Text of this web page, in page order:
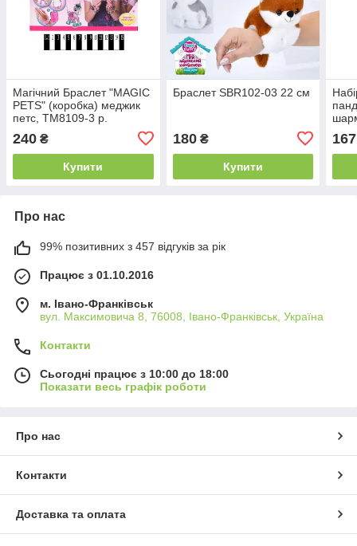
Магічний Браслет "MAGIC
PETS" (коробка) меджик
петс, TM8109-3 р.
240 ₴
Купити
Браслет SBR102-03 22 см
180₴
Купити
167
Про нас
99% позитивних з 457 відгуків за рік
Працює з 01.10.2016
м. Івано-Франківськ
вул. Максимовича 8, 76008, Івано-Франківськ, Україна
Контакти
Сьогодні працює з 10:00 до 18:00
Показати весь графік роботи
Про нас
Контакти
Доставка та оплата